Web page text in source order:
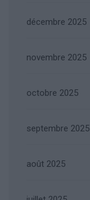
décembre 2025
novembre 2025
octobre 2025
septembre 2025
août 2025